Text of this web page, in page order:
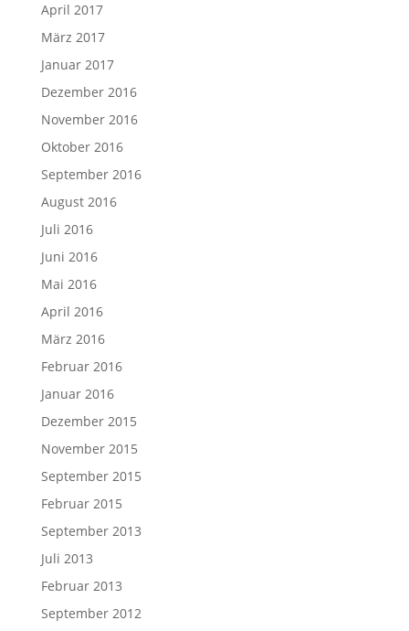
April 2017
März 2017
Januar 2017
Dezember 2016
November 2016
Oktober 2016
September 2016
August 2016
Juli 2016
Juni 2016
Mai 2016
April 2016
März 2016
Februar 2016
Januar 2016
Dezember 2015
November 2015
September 2015
Februar 2015
September 2013
Juli 2013
Februar 2013
September 2012